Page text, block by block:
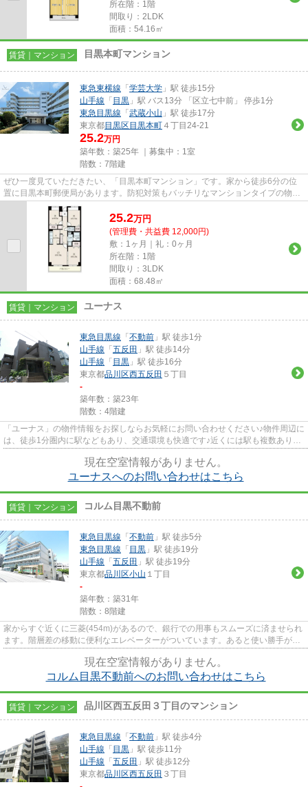
所在階：1階
間取り：2LDK
面積：54.16㎡
賃貸｜マンション 目黒本町マンション
東急東横線 「 学芸大学 」駅 徒歩15分
山手線 「 目黒 」駅 バス13分 「区立七中前」 停歩1分
東急目黒線 「 武蔵小山 」駅 徒歩17分
東京都目黒区 目黒本町 ４丁目24-21
25.2万円
築年数：築25年 ｜募集中： 1室
階数：7階建
ぜひ一度見ていただきたい、「目黒本町マンション」です。家から徒歩6分の位
置に目黒本町郵便局があります。防犯対策もバッチリなマンションタイプの物件
です。こちらの物件は駅まで徒...
25.2万円
(管理費・共益費 12,000円)
敷：1ヶ月｜礼：0ヶ月
所在階：1階
間取り：3LDK
面積：68.48㎡
賃貸｜マンション ユーナス
東急目黒線 「 不動前 」駅 徒歩1分
山手線 「 五反田 」駅 徒歩14分
山手線 「 目黒 」駅 徒歩16分
東京都品川区西五反田 ５丁目
-
築年数：築23年
階数：4階建
「ユーナス」の物件情報をお探しならお気軽にお問い合わせください♪物件周辺に
は、徒歩1分圏内に駅などもあり、交通環境も快適です♪近くには駅も複数ありま
現在空室情報がありません。
ユーナスへのお問い合わせはこちら
賃貸｜マンション コルム目黒不動前
東急目黒線 「 不動前 」駅 徒歩5分
東急目黒線 「 目黒 」駅 徒歩19分
山手線 「 五反田 」駅 徒歩19分
東京都品川区小山 １丁目
-
築年数：築31年
階数：8階建
家からすぐ近くに三菱(454m)があるので、銀行での用事もスムーズに済ませられ
ます。階層差の移動に便利なエレベーターがついています。あると使い勝手がよ
現在空室情報がありません。
コルム目黒不動前へのお問い合わせはこちら
賃貸｜マンション 品川区西五反田３丁目のマンション
東急目黒線 「 不動前 」駅 徒歩4分
山手線 「 目黒 」駅 徒歩11分
山手線 「 五反田 」駅 徒歩12分
東京都品川区西五反田 ３丁目